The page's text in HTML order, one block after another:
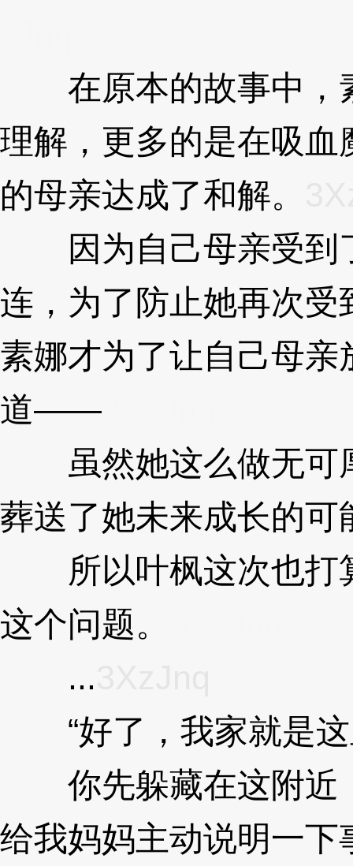
在原本的故事中，
理解，更多的是在吸
的母亲达成了和解。
因为自己母亲受到
连，为了防止她再次
素娜才为了让自己母
道——
虽然她这么做无可
葬送了她未来成长的可
所以叶枫这次也打
这个问题。
...
“好了，我家就是这
你先躲藏在这附近
给我妈妈主动说明一下